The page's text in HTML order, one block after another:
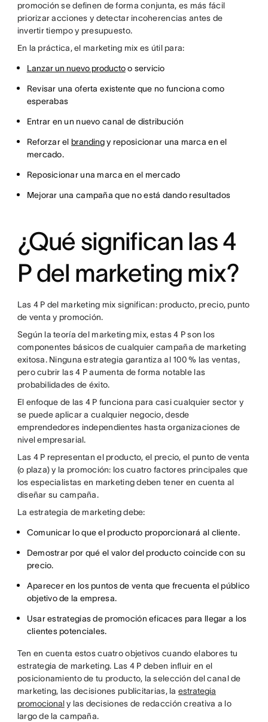
promoción se definen de forma conjunta, es más fácil
priorizar acciones y detectar incoherencias antes de
invertir tiempo y presupuesto.
En la práctica, el marketing mix es útil para:
Lanzar un nuevo productoo servicio
Revisar una oferta existente que no funciona como
esperabas
Entrar en un nuevo canal de distribución
Reforzar elbrandingy reposicionar una marca en el
mercado.
Reposicionar una marca en el mercado
Mejorar una campaña que no está dando resultados
¿Qué significan las 4
P del marketing mix?
Las 4 P del marketing mix significan: producto, precio, punto
de venta y promoción.
Según la teoría del marketing mix, estas 4 P son los
componentes básicos de cualquier campaña de marketing
exitosa. Ninguna estrategia garantiza al 100 % las ventas,
pero cubrir las 4 P aumenta de forma notable las
probabilidades de éxito.
El enfoque de las 4 P funciona para casi cualquier sector y
se puede aplicar a cualquier negocio, desde
emprendedores independientes hasta organizaciones de
nivel empresarial.
Las 4 P representan el producto, el precio, el punto de venta
(o plaza) y la promoción: los cuatro factores principales que
los especialistas en marketing deben tener en cuenta al
diseñar su campaña.
La estrategia de marketing debe:
Comunicar lo que el producto proporcionará al cliente.
Demostrar por qué el valor del producto coincide con su
precio.
Aparecer en los puntos de venta que frecuenta el público
objetivo de la empresa.
Usar estrategias de promoción eficaces para llegar a los
clientes potenciales.
Ten en cuenta estos cuatro objetivos cuando elabores tu
estrategia de marketing. Las 4 P deben influir en el
posicionamiento de tu producto, la selección del canal de
marketing, las decisiones publicitarias, la estrategia
promocionaly las decisiones de redacción creativa a lo
largo de la campaña.